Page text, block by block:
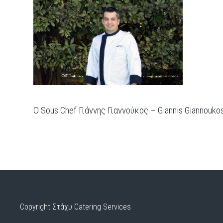
Ο Sous Chef Γιάννης Γιαννούκος – Giannis
Copyright Στάχυ Catering Services